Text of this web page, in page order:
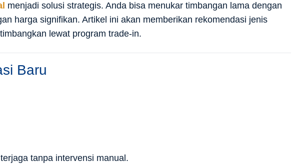
menjadi solusi strategis. Anda bisa menukar timbangan lama dengan
harga signifikan. Artikel ini akan memberikan rekomendasi jenis
lewat program trade-in.
Baru
tanpa intervensi manual.